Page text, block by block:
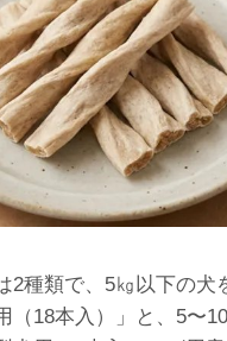
2種類で、5㎏以下の犬
（18本入）」と、5〜